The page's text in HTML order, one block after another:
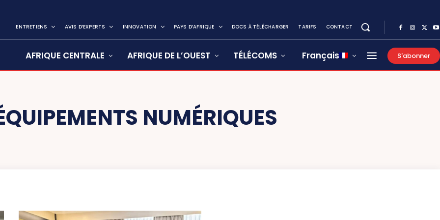
ENTRETIENS AVIS D’EXPERTS INNOVATION PAYS D’AFRIQUE DOCS À TÉLÉCHARGER TARIFS CONTACT
AFRIQUE CENTRALE AFRIQUE DE L’OUEST TÉLÉCOMS Français S'abonner
NUMÉRIQUES